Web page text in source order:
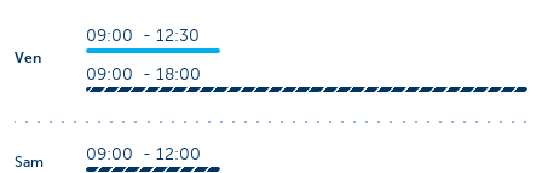
Ven
09:00 - 12:30
09:00 - 18:00
Sam 09:00 - 12:00